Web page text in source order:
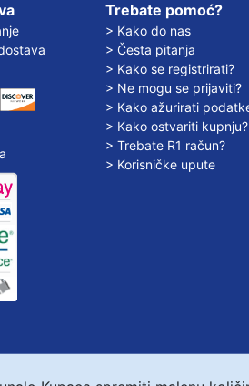
Trebate pomoć?
> Kako do nas
> Česta pitanja
> Kako se registrirati?
> Ne mogu se prijaviti?
> Kako ažurirati
> Kako ostvariti kupnju?
> Trebate R1 račun?
> Korisničke upute